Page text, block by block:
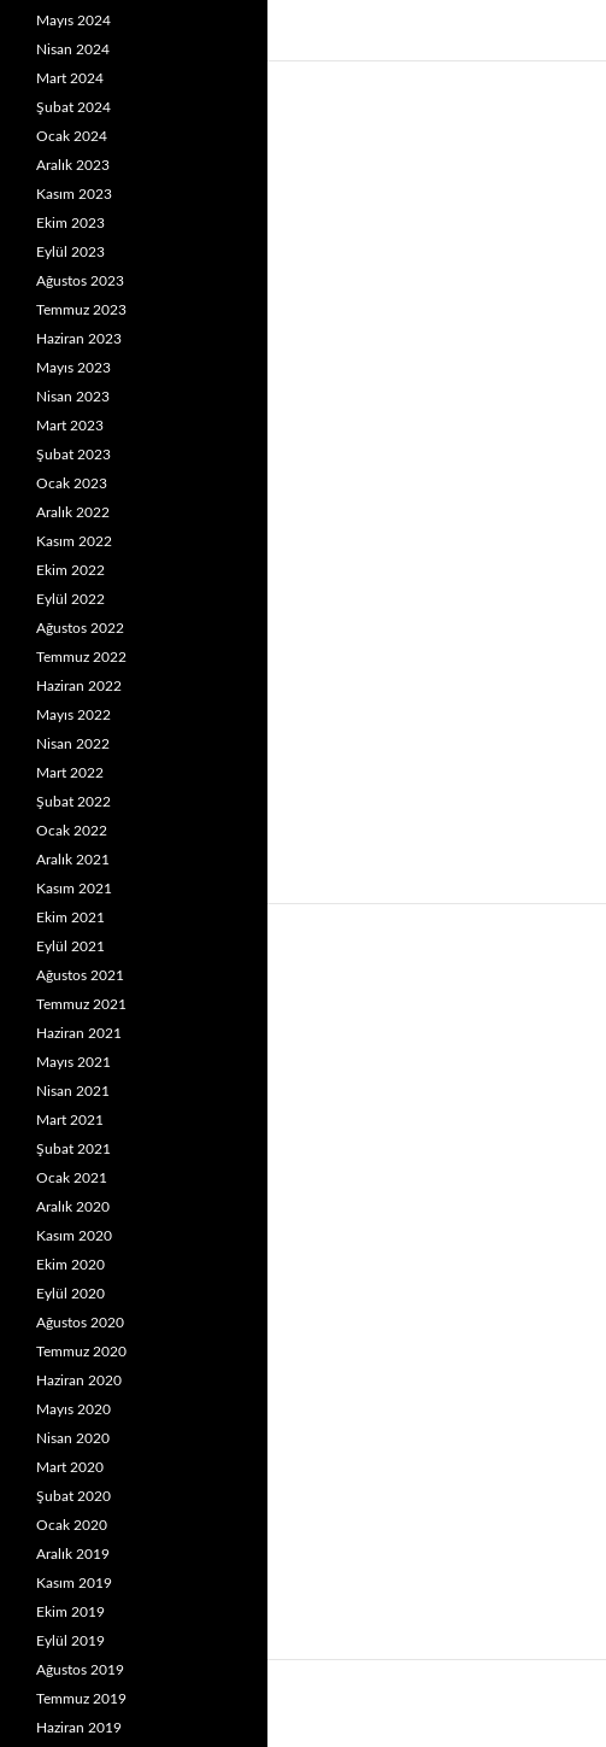
Mayıs 2024
Nisan 2024
Mart 2024
Şubat 2024
Ocak 2024
Aralık 2023
Kasım 2023
Ekim 2023
Eylül 2023
Ağustos 2023
Temmuz 2023
Haziran 2023
Mayıs 2023
Nisan 2023
Mart 2023
Şubat 2023
Ocak 2023
Aralık 2022
Kasım 2022
Ekim 2022
Eylül 2022
Ağustos 2022
Temmuz 2022
Haziran 2022
Mayıs 2022
Nisan 2022
Mart 2022
Şubat 2022
Ocak 2022
Aralık 2021
Kasım 2021
Ekim 2021
Eylül 2021
Ağustos 2021
Temmuz 2021
Haziran 2021
Mayıs 2021
Nisan 2021
Mart 2021
Şubat 2021
Ocak 2021
Aralık 2020
Kasım 2020
Ekim 2020
Eylül 2020
Ağustos 2020
Temmuz 2020
Haziran 2020
Mayıs 2020
Nisan 2020
Mart 2020
Şubat 2020
Ocak 2020
Aralık 2019
Kasım 2019
Ekim 2019
Eylül 2019
Ağustos 2019
Temmuz 2019
Haziran 2019